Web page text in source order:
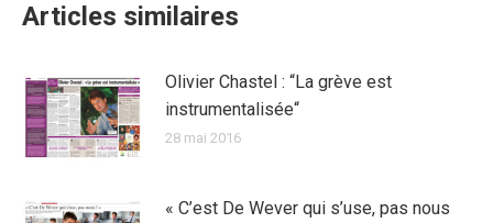
Articles similaires
Olivier Chastel : “La grève est
instrumentalisée“
28 mai 2016
« C’est De Wever qui s’use, pas nous